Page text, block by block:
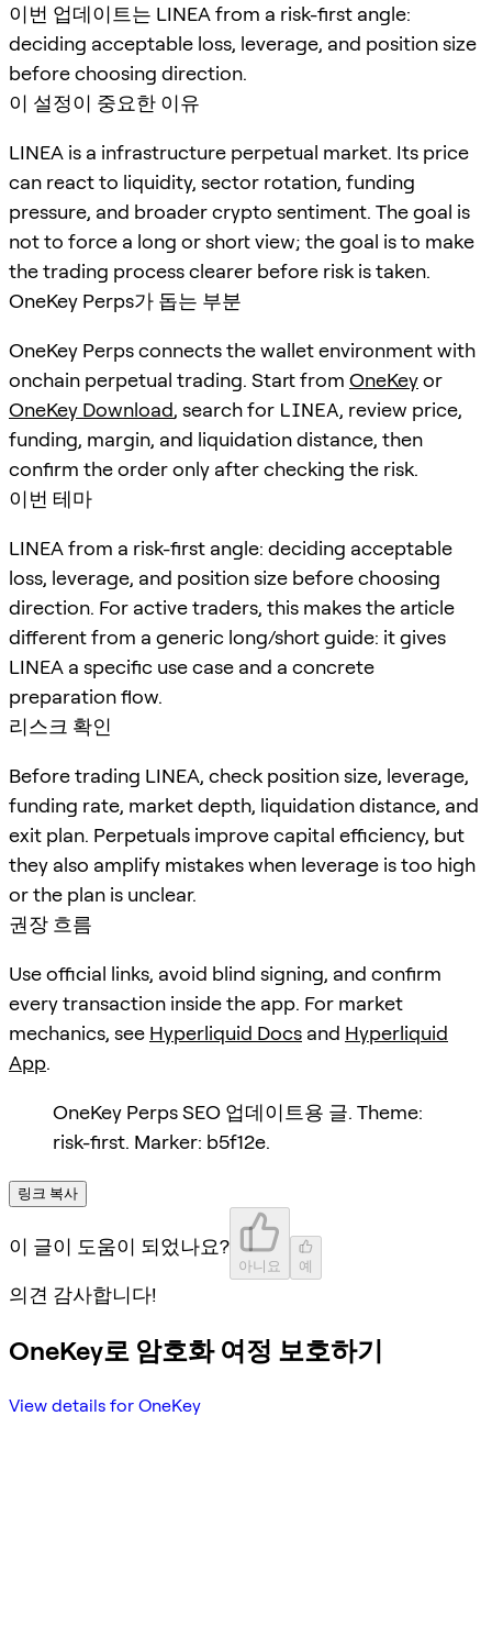
이번 업데이트는 LINEA from a risk-first angle:
deciding acceptable loss, leverage, and position size
before choosing direction.
이 설정이 중요한 이유
LINEA is a infrastructure perpetual market. Its price
can react to liquidity, sector rotation, funding
pressure, and broader crypto sentiment. The goal is
not to force a long or short view; the goal is to make
the trading process clearer before risk is taken.
OneKey Perps가 돕는 부분
OneKey Perps connects the wallet environment with
onchain perpetual trading. Start from OneKeyor
OneKey Download, search for LINEA, review price,
funding, margin, and liquidation distance, then
confirm the order only after checking the risk.
이번 테마
LINEA from a risk-first angle: deciding acceptable
loss, leverage, and position size before choosing
direction. For active traders, this makes the article
different from a generic long/short guide: it gives
LINEA a specific use case and a concrete
preparation flow.
리스크 확인
Before trading LINEA, check position size, leverage,
funding rate, market depth, liquidation distance, and
exit plan. Perpetuals improve capital efficiency, but
they also amplify mistakes when leverage is too high
or the plan is unclear.
권장 흐름
Use official links, avoid blind signing, and confirm
every transaction inside the app. For market
mechanics, see Hyperliquid Docs and Hyperliquid
App.
OneKey Perps SEO 업데이트용 글. Theme:
risk-first. Marker: b5f12e.
링크 복사
이 글이 도움이 되었나요?
아니요 예
의견 감사합니다!
OneKey로 암호화 여정 보호하기
View details for OneKey